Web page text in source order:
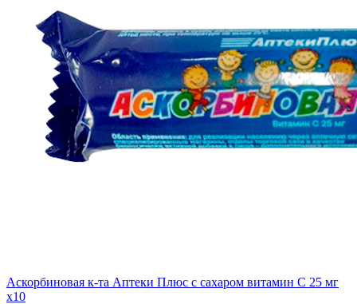
Аскорбиновая к-та Аптеки Плюс с сахаром витамин С 25 мг
x10